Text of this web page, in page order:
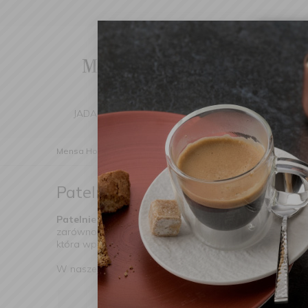
JADALNIA KUCHNIA DOM
Mensa Home Patelnie Patelnie granitowe
Patelnie granitowe (Znaleziono
Patelnie granitowe
to synonim nowoczesnego
zarówno wśród domowych kucharzy, jak i
która wpisuje się w każdą kuchenną aranżację.
W naszej ofercie znajdziesz szeroki wybór
patelni